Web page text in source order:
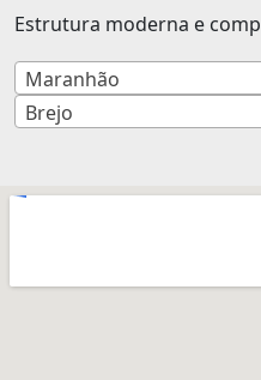
Estrutura moderna e
Maranhão
Brejo